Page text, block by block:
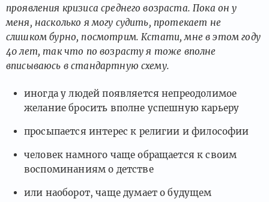
проявления кризиса среднего возраста. Пока он у
меня, насколько я могу судить, протекает не
слишком бурно, посмотрим. Кстати, мне в этом году
40 лет, так что по возрасту я тоже вполне
вписываюсь в стандартную схему.
иногда у людей появляется непреодолимое
желание бросить вполне успешную карьеру
просыпается интерес к религии и философии
человек намного чаще обращается к своим
воспоминаниям о детстве
или наоборот, чаще думает о будущем